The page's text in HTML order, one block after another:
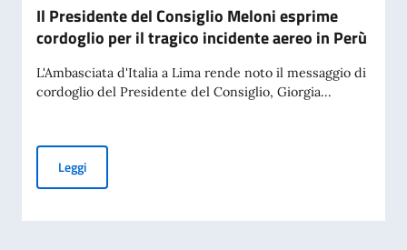
Il Presidente del Consiglio Meloni esprime
cordoglio per il tragico incidente aereo in Perù
L'Ambasciata d'Italia a Lima rende noto il messaggio di
cordoglio del Presidente del Consiglio, Giorgia...
LeggiIl Presidente del Consiglio Meloni esprime cordoglio per il